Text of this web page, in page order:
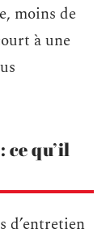
moins de
à une
ce qu’il
d’entretien